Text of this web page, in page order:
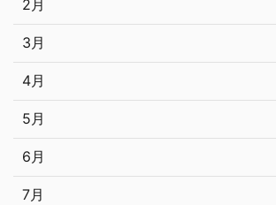
2月
3月
4月
5月
6月
7月